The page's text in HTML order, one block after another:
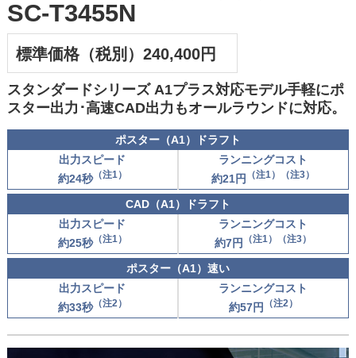
SC-T3455N
標準価格（税別）240,400円
スタンダードシリーズ A1プラス対応モデル手軽にポ
スター出力･高速CAD出力もオールラウンドに対応。
ポスター（A1）ドラフト
出力スピード
約24秒（注1）
ランニングコスト
約21円 （注1）（注3）
CAD（A1）ドラフト
出力スピード
約25秒（注1）
ランニングコスト
約7円 （注1） （注3）
ポスター（A1）速い
出力スピード
約33秒（注2）
ランニングコスト
約57円 （注2）